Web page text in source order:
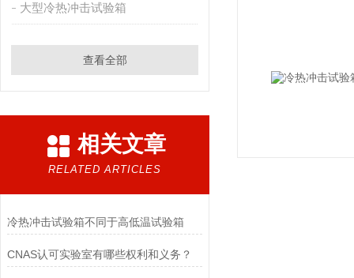
大型冷热冲击试验箱
查看全部
相关文章
RELATED ARTICLES
冷热冲击试验箱不同于高低温试验箱
CNAS认可实验室有哪些权利和义务？